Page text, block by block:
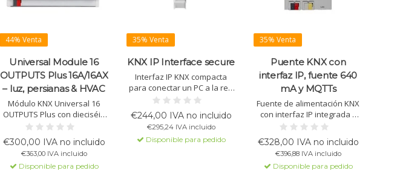
44% Venta
Universal Module 16
OUTPUTS Plus 16A/16AX
– luz, persianas & HVAC
Módulo KNX Universal 16
OUTPUTS Plus con dieciséis
relés 16A/16AX para cargas
C. Para iluminación, HVAC,
persianas, válvulas de 3
puntos, actuadores PWM y
fancoils. Admite lógica,
€300,00 IVA no incluido
€363,00 IVA incluido
Disponible para pedido
35% Venta
KNX IP Interface secure
Interfaz IP KNX compacta
para conectar un PC a la red
KNX mediante LAN.
Compatible con KNXnet/IP,
tunneling, KNX Security (AES-
128) y hasta 8 conexiones
simultáneas. Alimentación
€244,00 IVA no incluido
€295,24 IVA incluido
Disponible para pedido
35% Venta
Puente KNX con
interfaz IP, fuente 640
mA y MQTTs
Fuente de alimentación KNX
con interfaz IP integrada y
MQTTs (“MQTT Secure”) para
comunicación IoT segura.
Ofrece 640 mA (KNX + AUX) y
soporte para KNX Data
Secure.
€328,00 IVA no incluido
€396,88 IVA incluido
Disponible para pedido